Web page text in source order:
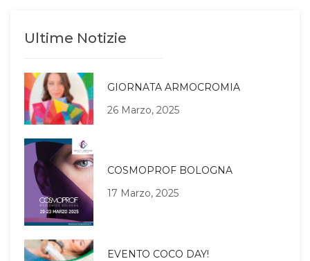
Ultime Notizie
GIORNATA ARMOCROMIA
26 Marzo, 2025
COSMOPROF BOLOGNA
17 Marzo, 2025
EVENTO COCO DAY!